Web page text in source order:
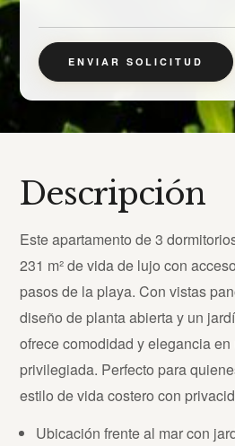
ENVIAR SOLICITUD
Descripción
Este apartamento de 3
231 m² de vida de lujo con
pasos de la playa. Con vistas
diseño de planta abierta y un
ofrece comodidad y elegancia
privilegiada. Perfecto para
estilo de vida costero con
Ubicación frente al mar con